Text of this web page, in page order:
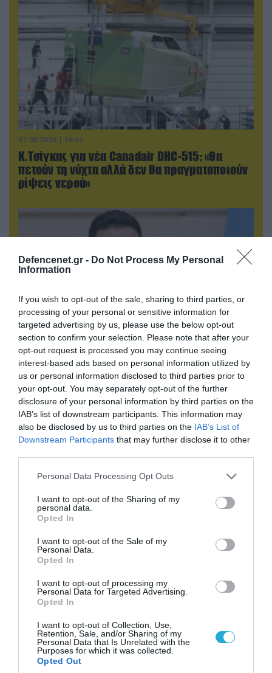
Defencenet.gr - Do Not Process My Personal
Information
If you wish to opt-out of the sale, sharing to third parties, or
processing of your personal or sensitive information for
targeted advertising by us, please use the below opt-out
section to confirm your selection. Please note that after your
opt-out request is processed you may continue seeing
interest-based ads based on personal information utilized by
us or personal information disclosed to third parties prior to
your opt-out. You may separately opt-out of the further
disclosure of your personal information by third parties on the
IAB’s list of downstream participants. This information may
also be disclosed by us to third parties on the IAB’s List of
Downstream Participants that may further disclose it to other
Please note that this website/app uses one or more Google
not limited to your visit or usage behaviour. You may click to
grant or deny consent to Google and its third-party tags to
use your data for below specified purposes in below Google
consent section.
Personal Data Processing Opt Outs
I want to opt-out of the Sharing of my
personal data.
Opted In
I want to opt-out of the Sale of my
Personal Data.
Opted In
I want to opt-out of processing my
Personal Data for Targeted Advertising.
Opted In
I want to opt-out of Collection, Use,
Retention, Sale, and/or Sharing of my
Personal Data that Is Unrelated with the
Purposes for which it was collected.
Opted Out
07.08.2026 | 16:02
Κ.Τσίγκας για νέα Canadair DHC-515: «Θα
πετούν τη νύχτα αλλά δεν θα πραγματοποιούν
ρίψεις νερού»
07.08.2026 | 02:02
Στο Βελιγράδι ο Β.Ζελένσκι: «Πρέπει να
αποσπάσουμε τους Σέρβους από το
στρατόπεδο της Ρωσίας»
Οι ρωσικές δυνάμεις απέχουν μόλις 5 χλμ.
από Σλαβιάνσκ και Κραματόρσκ στο Ντονέτσκ
ΠΟΛΙΤΙΚΗ